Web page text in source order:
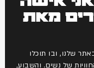
מאת
שלנו, ובו תוכלו
של נשים. והשבוע,